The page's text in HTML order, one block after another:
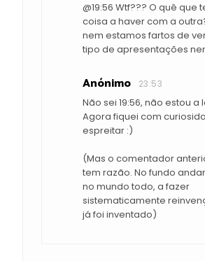
@19:56 Wtf??? O quê que
coisa a haver com a
nem estamos fartos de
tipo de apresentações
Anónimo 23:53
Não sei 19:56, não estou
Agora fiquei com
espreitar :)
(Mas o comentador
tem razão. No fundo
no mundo todo, a fazer
sistematicamente
já foi inventado)